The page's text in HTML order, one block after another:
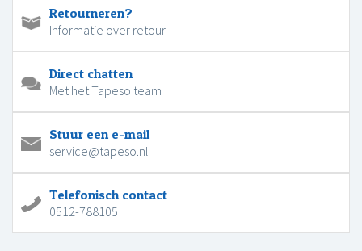
Retourneren?
Informatie over retour
Direct chatten
Met het Tapeso team
Stuur een e-mail
service@tapeso.nl
Telefonisch contact
0512-788105